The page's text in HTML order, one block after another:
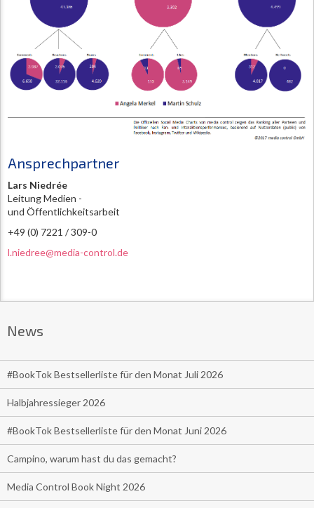
Ansprechpartner
Lars Niedrée
Leitung Medien -
und Öffentlichkeitsarbeit
+49 (0) 7221 / 309-0
l.niedree@media-control.de
News
#BookTok Bestsellerliste für den Monat Juli 2026
Halbjahressieger 2026
#BookTok Bestsellerliste für den Monat Juni 2026
Campino, warum hast du das gemacht?
Media Control Book Night 2026